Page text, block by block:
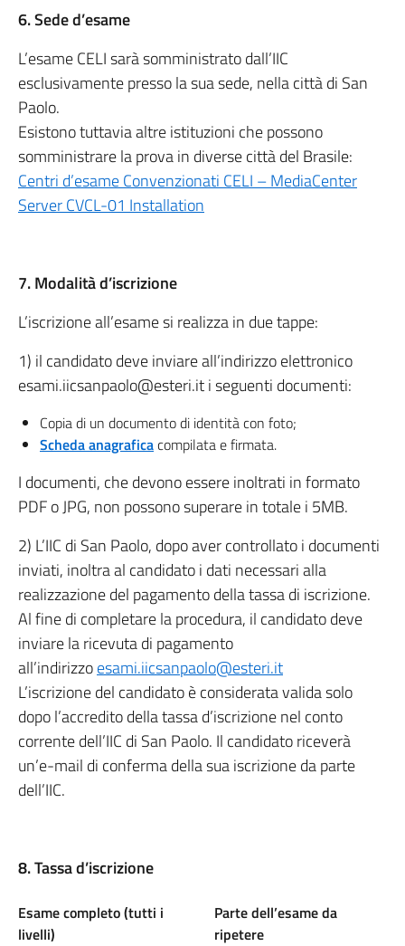
6. Sede d’esame
L’esame CELI sarà somministrato dall’IIC
esclusivamente presso la sua sede, nella città di San
Paolo.
Esistono tuttavia altre istituzioni che possono
somministrare la prova in diverse città del Brasile:
Centri d’esame Convenzionati CELI – MediaCenter
Server CVCL-01 Installation
7. Modalità d’iscrizione
L’iscrizione all’esame si realizza in due tappe:
1) il candidato deve inviare all’indirizzo elettronico
esami.iicsanpaolo@esteri.it i seguenti documenti:
Copia di un documento di identità con foto;
Scheda anagraficacompilata e firmata.
I documenti, che devono essere inoltrati in formato
PDF o JPG, non possono superare in totale i 5MB.
2) L’IIC di San Paolo, dopo aver controllato i documenti
inviati, inoltra al candidato i dati necessari alla
realizzazione del pagamento della tassa di iscrizione.
Al fine di completare la procedura, il candidato deve
inviare la ricevuta di pagamento
all’indirizzoesami.iicsanpaolo@esteri.it
L’iscrizione del candidato è considerata valida solo
dopo l’accredito della tassa d’iscrizione nel conto
corrente dell’IIC di San Paolo. Il candidato riceverà
un’e-mail di conferma della sua iscrizione da parte
dell’IIC.
8. Tassa d’iscrizione
Esame completo (tutti i
livelli)
Parte dell’esame da
ripetere